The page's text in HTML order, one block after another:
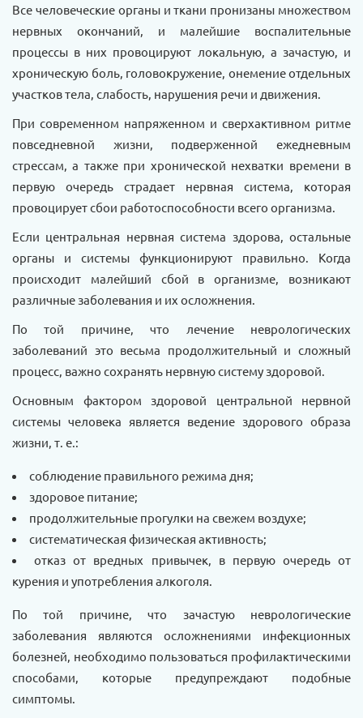
Все человеческие органы и ткани пронизаны множеством
нервных окончаний, и малейшие воспалительные
процессы в них провоцируют локальную, а зачастую, и
хроническую боль, головокружение, онемение отдельных
участков тела, слабость, нарушения речи и движения.
При современном напряженном и сверхактивном ритме
повседневной жизни, подверженной ежедневным
стрессам, а также при хронической нехватки времени в
первую очередь страдает нервная система, которая
провоцирует сбои работоспособности всего организма.
Если центральная нервная система здорова, остальные
органы и системы функционируют правильно. Когда
происходит малейший сбой в организме, возникают
различные заболевания и их осложнения.
По той причине, что лечение неврологических
заболеваний это весьма продолжительный и сложный
процесс, важно сохранять нервную систему здоровой.
Основным фактором здоровой центральной нервной
системы человека является ведение здорового образа
жизни, т. е.:
соблюдение правильного режима дня;
здоровое питание;
продолжительные прогулки на свежем воздухе;
систематическая физическая активность;
отказ от вредных привычек, в первую очередь от
курения и употребления алкоголя.
По той причине, что зачастую неврологические
заболевания являются осложнениями инфекционных
болезней, необходимо пользоваться профилактическими
способами, которые предупреждают подобные
симптомы.